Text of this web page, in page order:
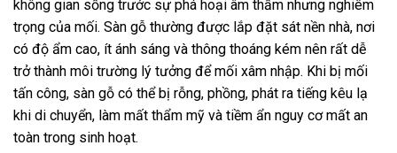
không gian sống trước sự phá hoại âm thầm nhưng nghiêm
trọng của mối. Sàn gỗ thường được lắp đặt sát nền nhà, nơi
có độ ẩm cao, ít ánh sáng và thông thoáng kém nên rất dễ
trở thành môi trường lý tưởng để mối xâm nhập. Khi bị mối
tấn công, sàn gỗ có thể bị rỗng, phồng, phát ra tiếng kêu lạ
khi di chuyển, làm mất thẩm mỹ và tiềm ẩn nguy cơ mất an
toàn trong sinh hoạt.